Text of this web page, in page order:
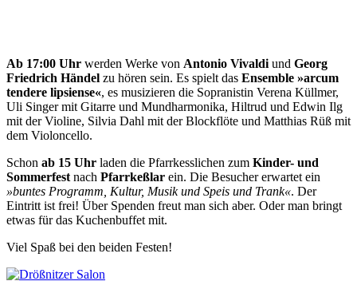
Ab 17:00 Uhr werden Werke von Antonio Vivaldi und Georg
Friedrich Händel zu hören sein. Es spielt das Ensemble »arcum
tendere lipsiense«, es musizieren die Sopranistin Verena Küllmer,
Uli Singer mit Gitarre und Mundharmonika, Hiltrud und Edwin Ilg
mit der Violine, Silvia Dahl mit der Blockflöte und Matthias Rüß mit
dem Violoncello.
Schon ab 15 Uhr laden die Pfarrkesslichen zum Kinder- und
Sommerfest nach Pfarrkeßlar ein. Die Besucher erwartet ein
»buntes Programm, Kultur, Musik und Speis und Trank«. Der
Eintritt ist frei! Über Spenden freut man sich aber. Oder man bringt
etwas für das Kuchenbuffet mit.
Viel Spaß bei den beiden Festen!